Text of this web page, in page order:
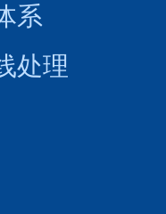
系
处理